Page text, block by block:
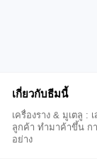
เกี่ยวกับธีมนี้
เครื่องราง & มูเตลู :
ลูกค้า ทำมาค้าขึ้น ก
อย่าง